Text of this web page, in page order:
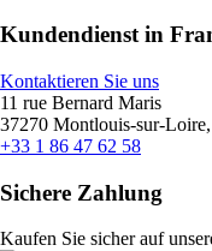
Kundendienst in
Kontaktieren Sie uns
11 rue Bernard Maris
37270 Montlouis-sur-
+33 1 86 47 62 58
Sichere Zahlung
Kaufen Sie sicher auf